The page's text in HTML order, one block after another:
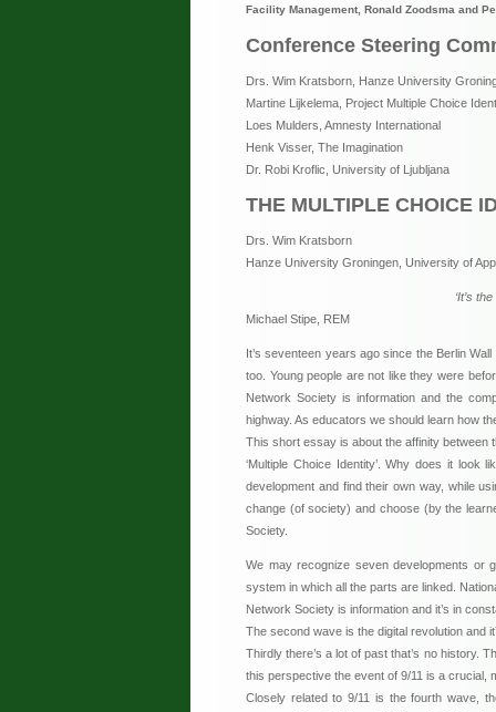
Facility Management, Ronald Zoodsma and
Conference Steering
Drs. Wim Kratsborn, Hanze University
Martine Lijkelema, Project Multiple Choice
Loes Mulders, Amnesty International
Henk Visser, The Imagination
Dr. Robi Kroflic, University of Ljubljana
THE MULTIPLE CHOICE
Drs. Wim Kratsborn
Hanze University Groningen, University of
‘It’s
Michael Stipe, REM
It’s seventeen years ago since the Berlin
too. Young people are not like they were
Network Society is information and the
highway. As educators we should learn how
This short essay is about the affinity between
‘Multiple Choice Identity’. Why does it
development and find their own way, while
change (of society) and choose (by the
Society.
We may recognize seven developments or
system in which all the parts are linked.
Network Society is information and it’s in
The second wave is the digital revolution and
Thirdly there’s a lot of past that’s no history.
this perspective the event of 9/11 is a crucial,
Closely related to 9/11 is the fourth wave,